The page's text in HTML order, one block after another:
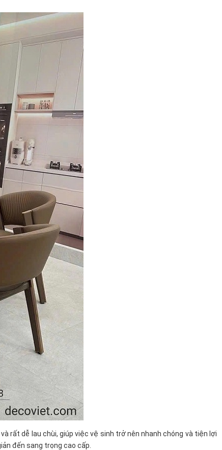
rất dễ lau chùi, giúp việc vệ sinh trở nên nhanh chóng và tiện lợi
đến sang trọng cao cấp.